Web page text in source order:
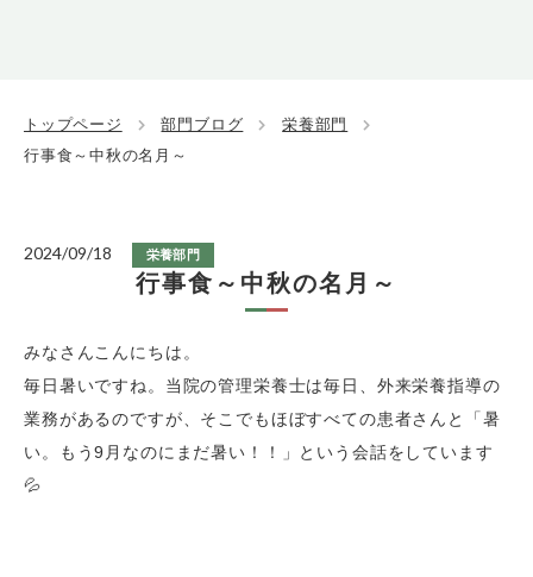
トップページ 部門ブログ
栄養部門
行事食～中秋の名月～
2024/09/18 栄養部門
行事食～中秋の名月～
みなさんこんにちは。
毎日暑いですね。当院の管理栄養士は毎日、外来栄養指導の
業務があるのですが、そこでもほぼすべての患者さんと「暑
い。もう9月なのにまだ暑い！！」という会話をしています
💦